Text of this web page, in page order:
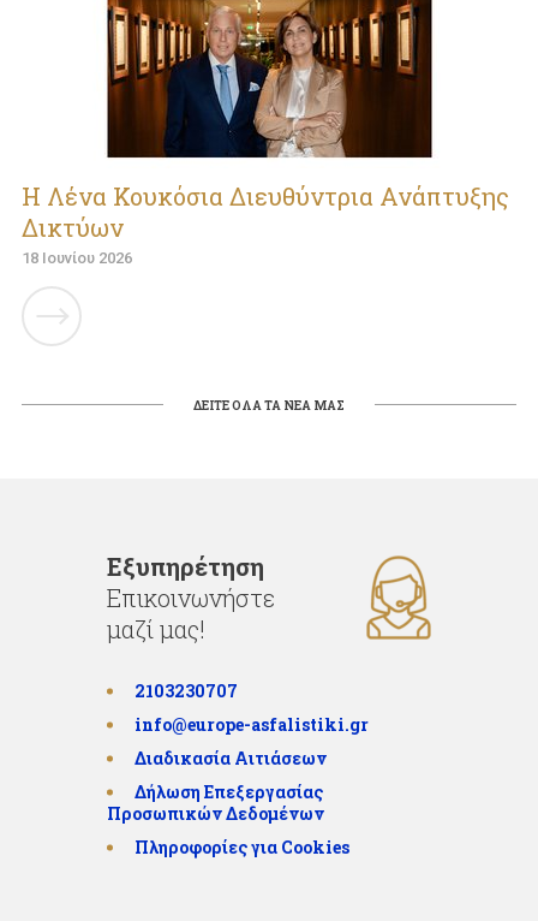
Η Λένα Κουκόσια Διευθύντρια Ανάπτυξης
Δικτύων
18 Ιουνίου 2026
ΔΕΙΤΕ ΟΛΑ ΤΑ ΝΕΑ ΜΑΣ
Εξυπηρέτηση
Επικοινωνήστε
μαζί μας!
2103230707
info@europe-asfalistiki.gr
Διαδικασία Αιτιάσεων
Δήλωση Επεξεργασίας
Προσωπικών Δεδομένων
Πληροφορίες για Cookies